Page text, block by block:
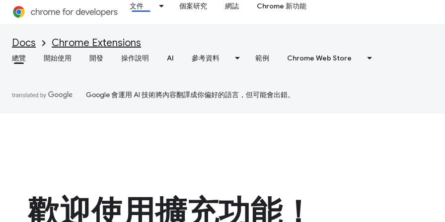
文件 個案研究 網誌 Chrome 新功能
Docs Chrome Extensions
總覽 開始使用 開發 操作說明 AI 參考資料 範例 Chrome Web Store
Google 會運用 AI 技術將內容翻譯成你偏好的語言，但可能會出錯。
歡迎使用擴充功能！